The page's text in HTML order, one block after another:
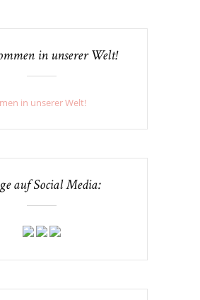
in unserer Welt!
auf Social Media: